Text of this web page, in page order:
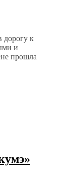
дорогу к
и
прошла